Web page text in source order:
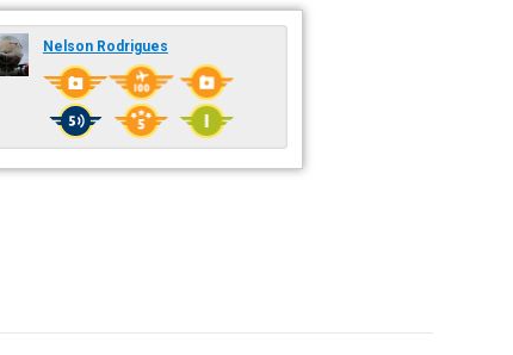
Nelson Rodrigues